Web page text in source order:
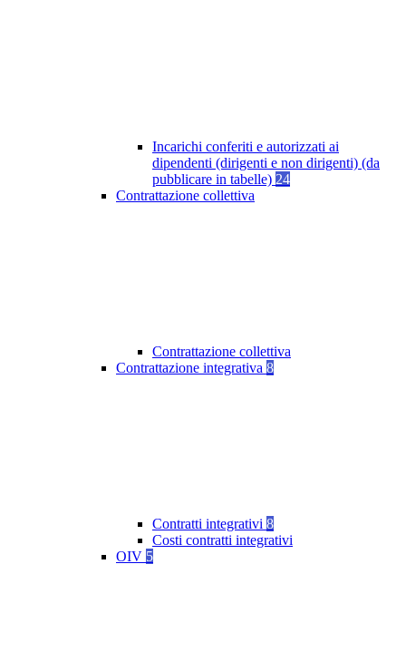
Incarichi conferiti e autorizzati ai
dipendenti (dirigenti e non dirigenti) (da
pubblicare in tabelle) 24
Contrattazione collettiva
Contrattazione collettiva
Contrattazione integrativa 8
Contratti integrativi 8
Costi contratti integrativi
OIV 5